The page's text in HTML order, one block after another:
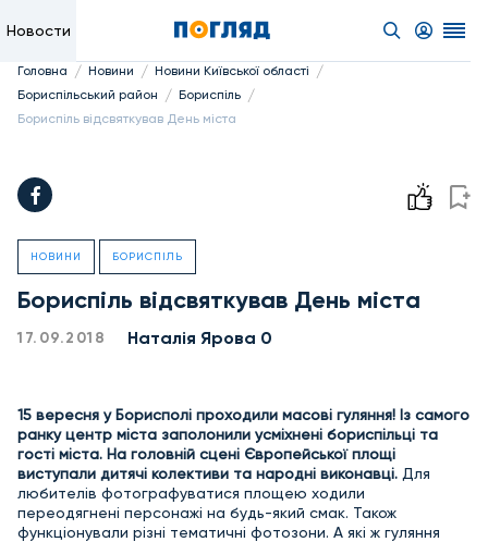
Новости
Головна / Новини / Новини Київської області /
Бориспільський район / Бориспіль /
Бориспіль відсвяткував День міста
НОВИНИ БОРИСПІЛЬ
Бориспіль відсвяткував День міста
17.09.2018 Наталія Ярова 0
15 вересня у Борисполі проходили масові гуляння! Із самого
ранку центр міста заполонили усміхнені бориспільці та
гості міста. На головній сцені Європейської площі
виступали дитячі колективи та народні виконавці. Для
любителів фотографуватися площею ходили
переодягнені персонажі на будь-який смак. Також
функціонували різні тематичні фотозони. А які ж гуляння